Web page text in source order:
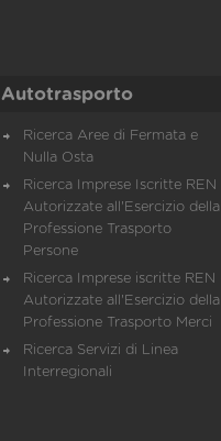
Autotrasporto
Ricerca Aree di Fermata e
Nulla Osta
Ricerca Imprese Iscritte REN
Autorizzate all'Esercizio della
Professione Trasporto
Persone
Ricerca Imprese iscritte REN
Autorizzate all'Esercizio della
Professione Trasporto Merci
Ricerca Servizi di Linea
Interregionali